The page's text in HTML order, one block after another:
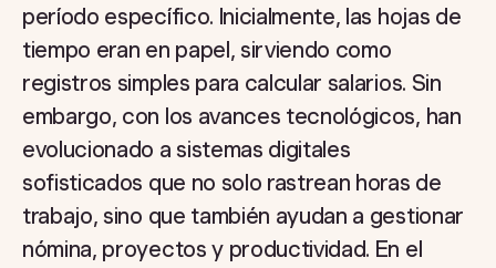
período específico. Inicialmente, las hojas de
tiempo eran en papel, sirviendo como
registros simples para calcular salarios. Sin
embargo, con los avances tecnológicos, han
evolucionado a sistemas digitales
sofisticados que no solo rastrean horas de
trabajo, sino que también ayudan a gestionar
nómina, proyectos y productividad. En el